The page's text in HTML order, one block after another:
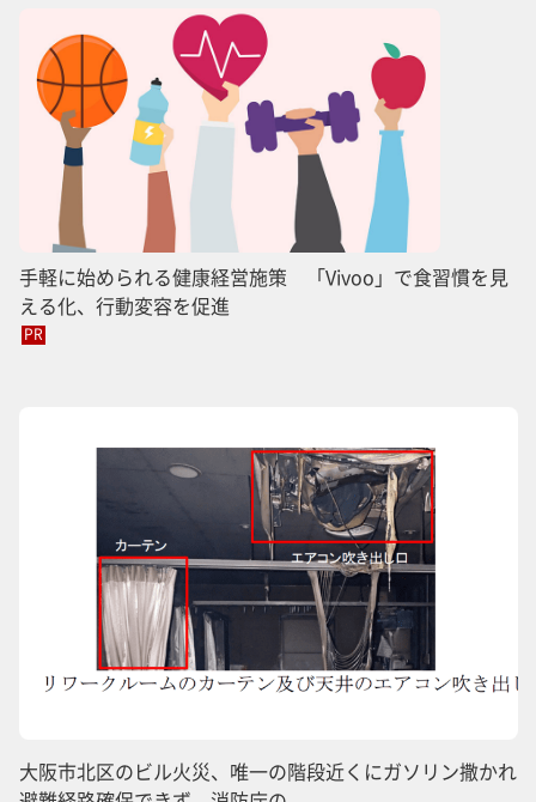
手軽に始められる健康経営施策 「Vivoo」で食習慣を見
える化、行動変容を促進
PR
大阪市北区のビル火災、唯一の階段近くにガソリン撒かれ